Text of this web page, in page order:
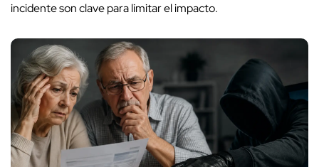
incidente son clave para limitar el impacto.